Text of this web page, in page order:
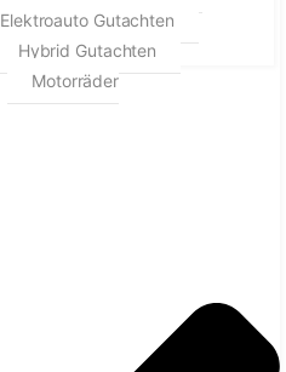
Elektroauto Gutachten
Hybrid Gutachten
Motorräder